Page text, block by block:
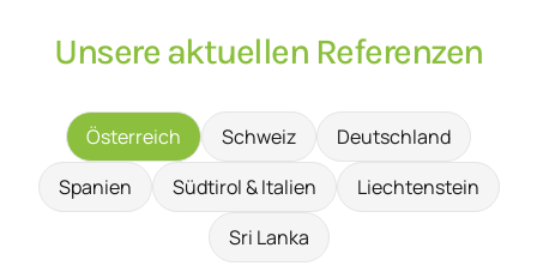
Unsere aktuellen Referenzen
Österreich Schweiz
Deutschland
Spanien
Südtirol & Italien
Liechtenstein
Sri Lanka